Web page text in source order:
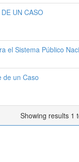
UN CASO
el Sistema Público
de un Caso
Showing results 1